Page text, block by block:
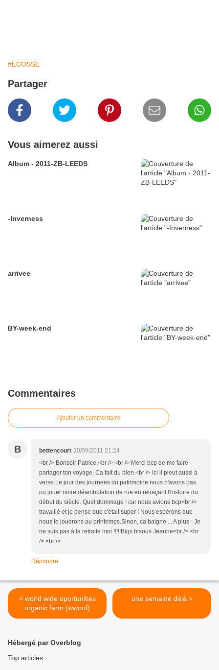
#ECOSSE
Partager
Vous aimerez aussi
Album - 2011-ZB-LEEDS
-Inverness
arrivee
BY-week-end
Commentaires
Ajouter un commentaire
B bettencourt 20/09/2011 21:24
<br /> Bonsoir Patrice,<br /> <br /> Merci bcp de me faire
partager ton voyage. Ca fait du bien.<br /> Ici il pleut aussi à
verse.Le jour des journees du patrimoine nous n'avons pas
pu jouer notre déambulation de rue en retraçant l'histoire du
début du siècle. Quel dommage ! car nous avions bcp<br />
travaillé et je pense que c'était super ! Nous espérons que
nous le jouerons au printemps.Sinon, ca baigne ... A plus - Je
ne suis pas à la retraite moi !!!!!Bigs bisous Jeanne<br /> <br
/> <br />
Répondre
< world wide oportunities
organic farm (wwoof)
une semaine déjà >
Hébergé par Overblog
Top articles